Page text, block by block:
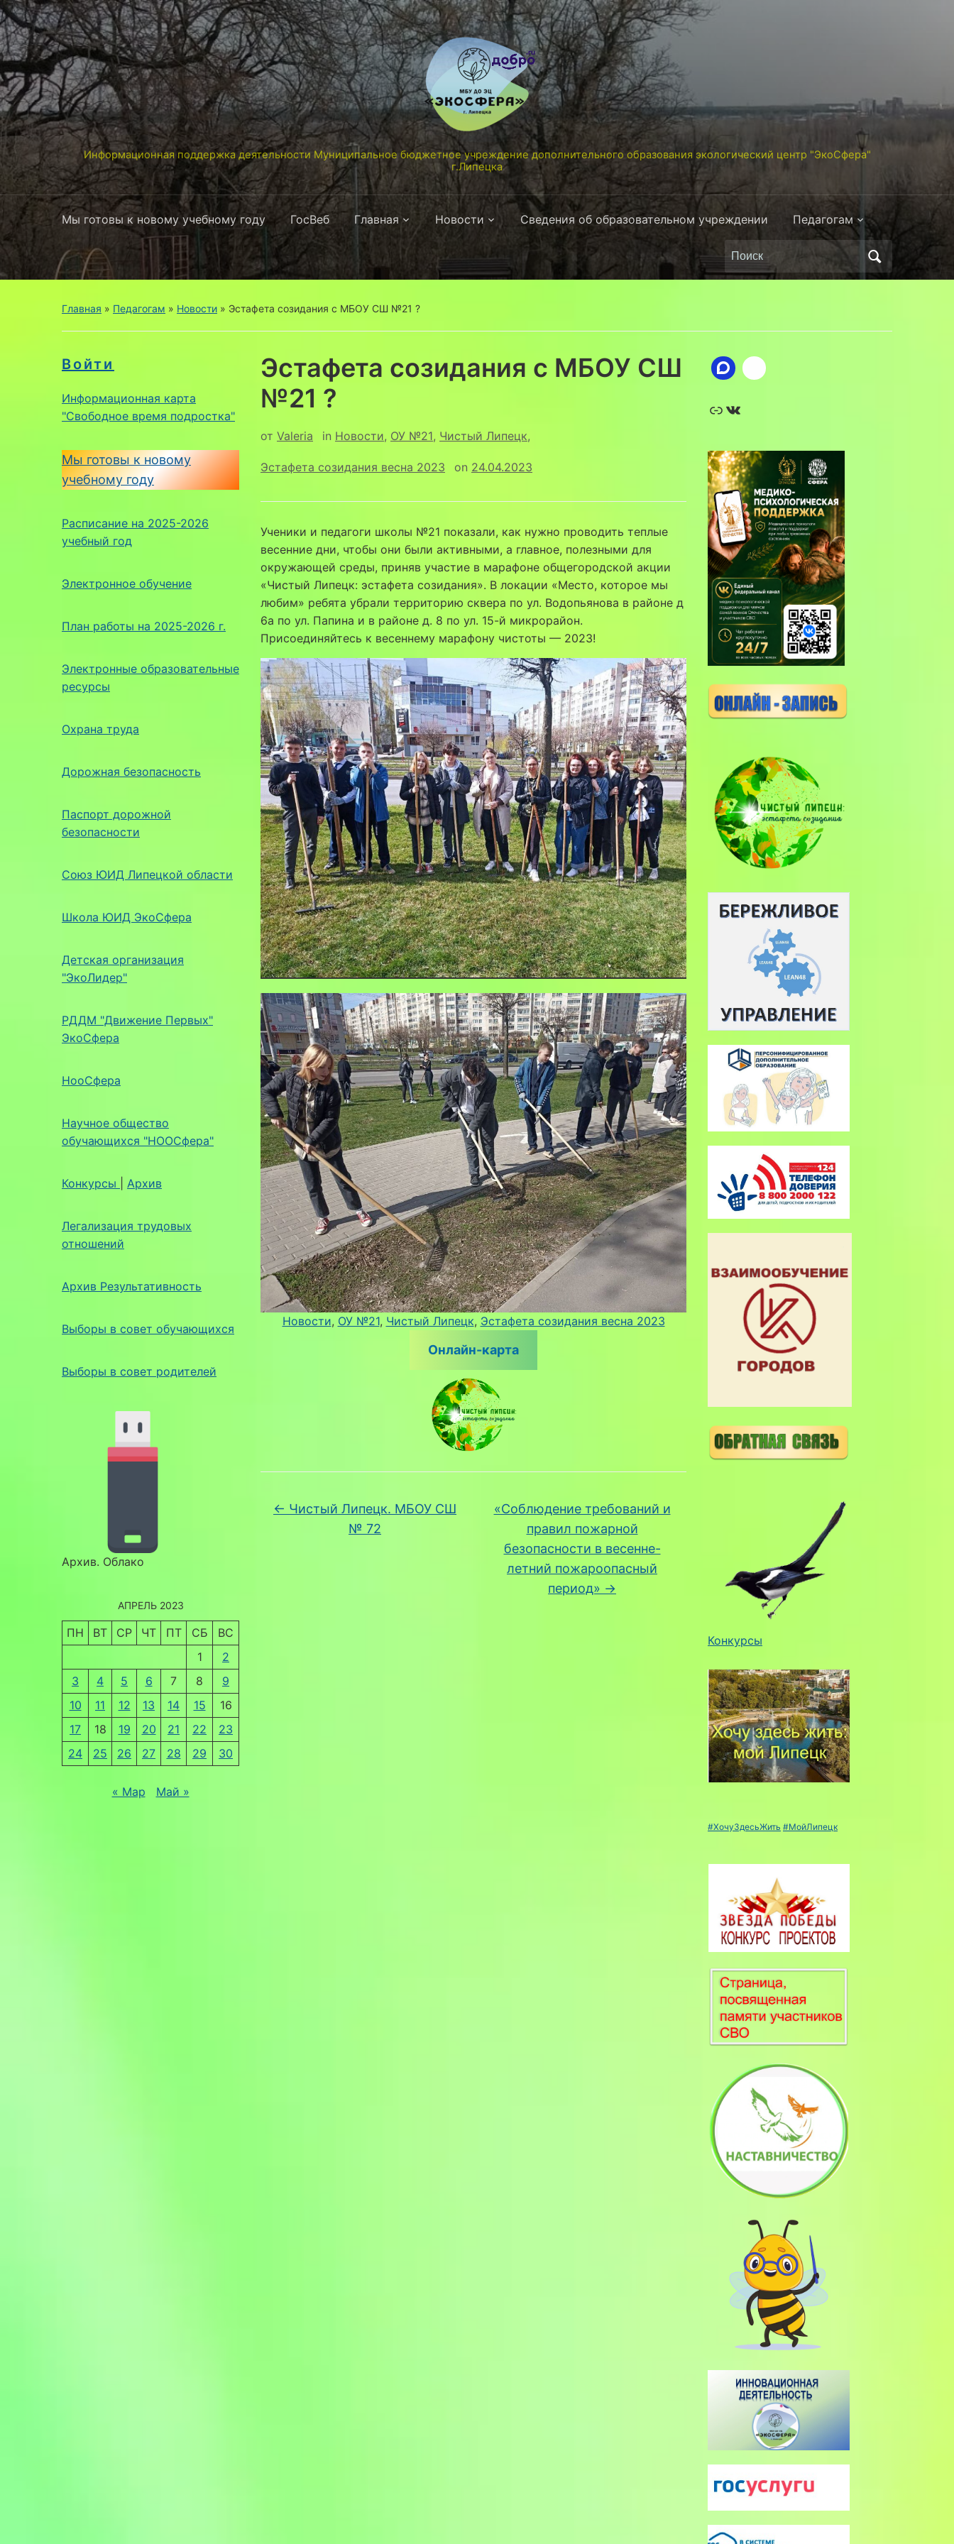
Информационная поддержка деятельности Муниципальное бюджетное учреждение дополнительного образования экологический центр "ЭкоСфера"
г.Липецка
Мы готовы к новому учебному году ГосВеб Главная Новости Сведения об образовательном учреждении Педагогам
Поиск
по:
Главная » Педагогам » Новости » Эстафета созидания с МБОУ СШ №21 ?
Войти
Информационная карта
"Свободное время подростка"
Мы готовы к новому
учебному году
Расписание на 2025-2026
учебный год
Электронное обучение
План работы на 2025-2026 г.
Электронные образовательные
ресурсы
Охрана труда
Дорожная безопасность
Паспорт дорожной
безопасности
Союз ЮИД Липецкой области
Школа ЮИД ЭкоСфера
Детская организация
"ЭкоЛидер"
РДДМ "Движение Первых"
ЭкоСфера
НооСфера
Научное общество
обучающихся "НООСфера"
Конкурсы Архив
Легализация трудовых
отношений
Архив Результативность
Выборы в совет обучающихся
Выборы в совет родителей
Архив. Облако
АПРЕЛЬ 2023
ПН ВТ СР ЧТ ПТ СБ
ВС
1
2
3
4 5 6 7 8
9
10
11 12 13 14 15
16
17
18 19 20 21 22
23
24
25 26 27 28 29 30
« Мар Май »
Эстафета созидания с МБОУ СШ
№21 ?
от Valeria in Новости, ОУ №21, Чистый Липецк,
Эстафета созидания весна 2023 on 24.04.2023
Ученики и педагоги школы №21 показали, как нужно проводить теплые
весенние дни, чтобы они были активными, а главное, полезными для
окружающей среды, приняв участие в марафоне общегородской акции
«Чистый Липецк: эстафета созидания». В локации «Место, которое мы
любим» ребята убрали территорию сквера по ул. Водопьянова в районе д
6а по ул. Папина и в районе д. 8 по ул. 15-й микрорайон.
Присоединяйтесь к весеннему марафону чистоты — 2023!
Новости, ОУ №21, Чистый Липецк, Эстафета созидания весна 2023
Онлайн-карта
← Чистый Липецк. МБОУ СШ
№ 72
«Соблюдение требований и
правил пожарной
безопасности в весенне-
летний пожароопасный
период» →
Ссылка
Конкурсы
#ХочуЗдесьЖить #МойЛипецк